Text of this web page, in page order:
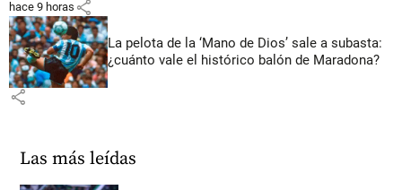
hace 9 horas share
La pelota de la ‘Mano de Dios’ sale a subasta:
¿cuánto vale el histórico balón de Maradona?
share
Las más leídas